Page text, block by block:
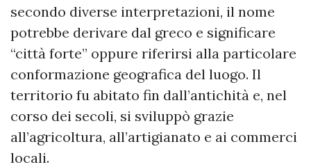
secondo diverse interpretazioni, il nome
potrebbe derivare dal greco e significare
“città forte” oppure riferirsi alla particolare
conformazione geografica del luogo. Il
territorio fu abitato fin dall’antichità e, nel
corso dei secoli, si sviluppò grazie
all’agricoltura, all’artigianato e ai commerci
locali.